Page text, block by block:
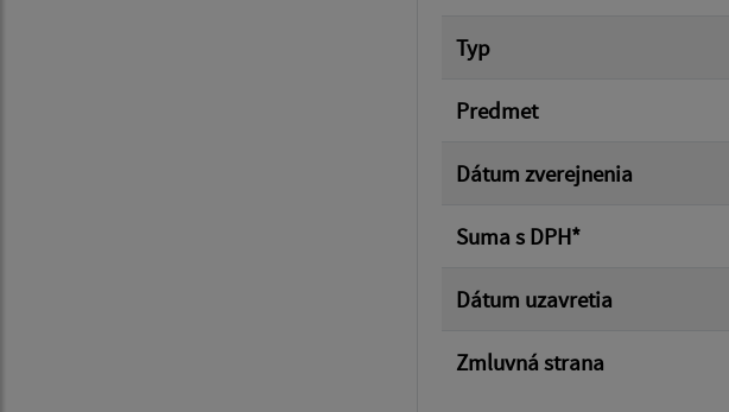
Typ
Predmet
Dátum zverejnenia
Suma s DPH*
Dátum uzavretia
Zmluvná strana